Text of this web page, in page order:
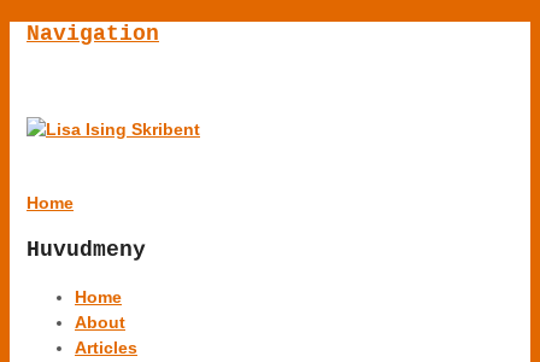
Navigation
Home
Huvudmeny
Home
About
Articles